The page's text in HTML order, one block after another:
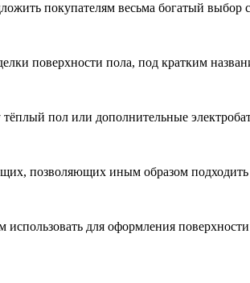
покупателям весьма богатый выбор
поверхности пола, под кратким
пол или дополнительные
позволяющих иным образом
для оформления